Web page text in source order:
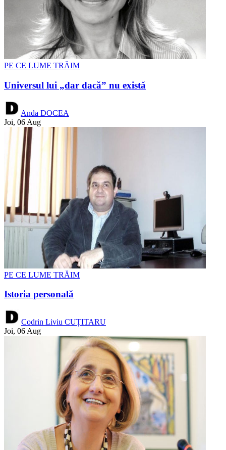
PE CE LUME TRĂIM
Universul lui „dar dacă” nu există
Anda DOCEA
Joi, 06 Aug
PE CE LUME TRĂIM
Istoria personală
Codrin Liviu CUȚITARU
Joi, 06 Aug